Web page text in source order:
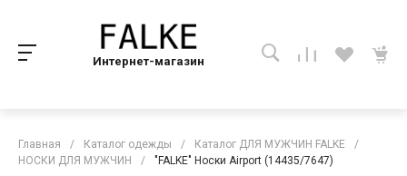
Интернет-магазин
Главная / Каталог одежды / Каталог ДЛЯ МУЖЧИН FALKE
/
НОСКИ ДЛЯ МУЖЧИН
/ "FALKE" Носки Airport (14435/7647)